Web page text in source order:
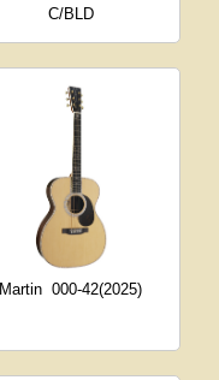
C/BLD
Martin 000-42(2025)